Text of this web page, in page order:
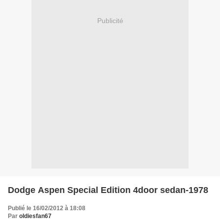
Publicité
Dodge Aspen Special Edition 4door sedan-1978
Publié le 16/02/2012 à 18:08
Par oldiesfan67